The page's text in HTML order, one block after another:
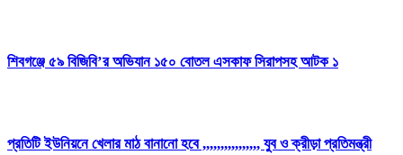
শিবগঞ্জে ৫৯ বিজিবি’র অভিযান ১৫০ বোতল এসকাফ সিরাপসহ আটক ১
প্রতিটি ইউনিয়নে খেলার মাঠ বানানো হবে ,,,,,,,,,,,,,,,, যুব ও ক্রীড়া প্রতিমন্ত্রী